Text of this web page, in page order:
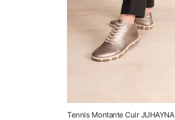
Tennis Montante Cuir JUHAYNA